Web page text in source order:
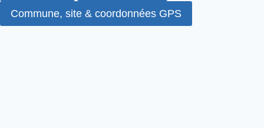
Commune, site & coordonnées GPS